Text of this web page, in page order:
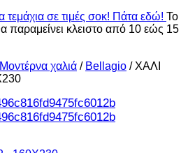
τεμάχια σε τιμές σοκ! Πάτα εδώ! Το
παραμείνει κλειστο από 10 εώς 15
Μοντέρνα χαλιά / Bellagio / ΧΑΛΙ